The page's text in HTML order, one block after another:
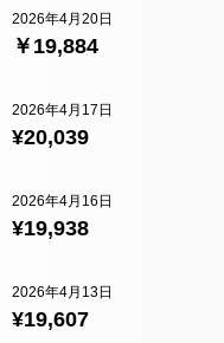
￥19,884
2026年4月20日
¥20,039
2026年4月17日
¥19,938
2026年4月16日
¥19,607
2026年4月13日